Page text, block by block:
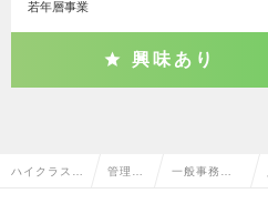
若年層事業
興味あり
ハイクラス求 管理部 一般事務・